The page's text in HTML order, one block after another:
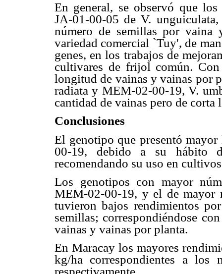
En general, se observó que
JA-01-00-05 de V.
número de semillas por vaina
variedad comercial `Tuy', de
genes, en los trabajos de
cultivares de frijol común.
longitud de vainas y vainas por
radiata y MEM-02-00-19, V.
cantidad de vainas pero de
Conclusiones
El genotipo que presentó
00-19, debido a su hábito
recomendando su uso en
Los genotipos con mayor
MEM-02-00-19, y el de mayor
tuvieron bajos rendimientos
semillas; correspondiéndose
vainas y vainas por planta.
En Maracay los mayores
kg/ha correspondientes a los
respectivamente.